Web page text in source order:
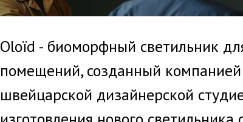
Oloïd - биоморфный светильник
помещений, созданный
швейцарской дизайнерской